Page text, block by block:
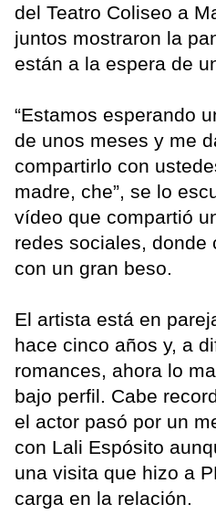
del Teatro Coliseo a
juntos mostraron la
están a la espera de
“Estamos esperando
de unos meses y me
compartirlo con
madre, che”, se lo
vídeo que compartió
redes sociales, donde
con un gran beso.
El artista está en
hace cinco años y, a
romances, ahora lo
bajo perfil. Cabe
el actor pasó por un
con Lali Espósito
una visita que hizo a
carga en la relación.